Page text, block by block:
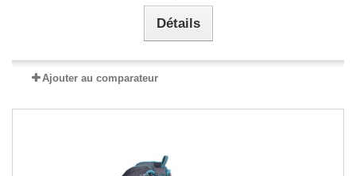
Détails
Ajouter au comparateur